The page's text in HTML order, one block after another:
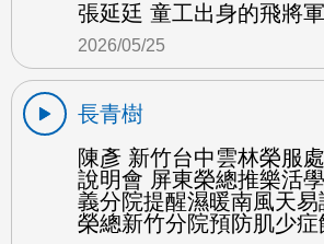
張延廷 童工出身的飛將
2026/05/25
長青樹
陳彥 新竹台中雲林榮服
說明會 屏東榮總推樂活
義分院提醒濕暖南風天
榮總新竹分院預防肌少症